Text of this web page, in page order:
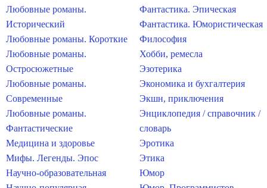
Любовные романы.
Исторический
Любовные романы. Короткие
Любовные романы.
Остросюжетные
Любовные романы.
Современные
Любовные романы.
Фантастические
Медицина и здоровье
Мифы. Легенды. Эпос
Научно-образовательная
Фантастика. Эпическая
Фантастика. Юмористическая
Философия
Хобби, ремесла
Эзотерика
Экономика и бухгалтерия
Экшн, приключения
Энциклопедия / справочник /
словарь
Эротика
Этика
Юмор